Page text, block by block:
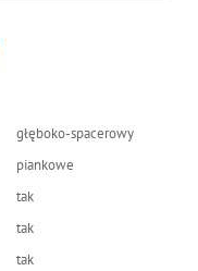
głęboko-spacerowy
piankowe
tak
tak
tak